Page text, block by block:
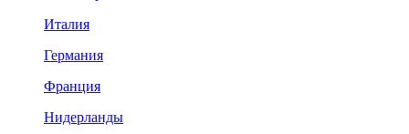
Италия
Германия
Франция
Нидерланды